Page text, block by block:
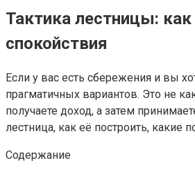
Тактика лестницы:
спокойствия
Если у вас есть сбережения и вы
прагматичных вариантов. Это не
получаете доход, а затем
лестница, как её построить,
Содержание